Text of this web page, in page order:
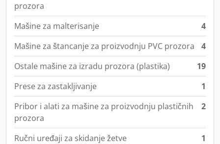
prozora
Mašine za malterisanje
4
Mašine za štancanje za proizvodnju PVC prozora
4
Ostale mašine za izradu prozora (plastika)
19
Prese za zastakljivanje
1
Pribor i alati za mašine za proizvodnju plastičnih
prozora
2
Ručni uređaji za skidanje žetve
1